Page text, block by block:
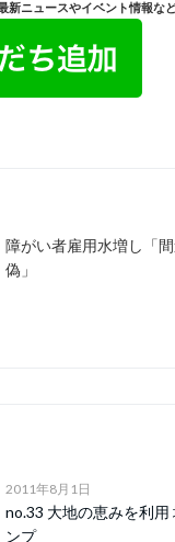
新ニュースやイベント情報な
障がい者雇用水増し「
偽」
2011年8月1日
no.33 大地の恵みを利用
ンプ